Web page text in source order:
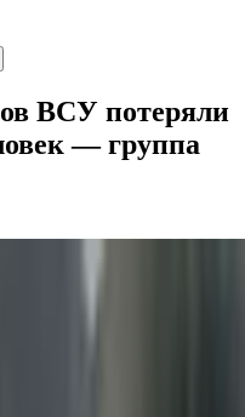
ВСУ потеряли
— группа